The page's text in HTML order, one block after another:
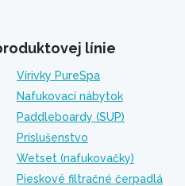
línie
Vírivky PureSpa
Nafukovací nábytok
Paddleboardy (SUP)
Príslušenstvo
Wetset (nafukovačky)
Pieskové filtračné čerpadlá